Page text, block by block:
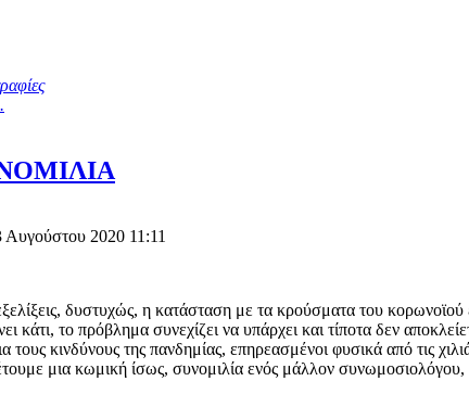
Αυγούστου 2020 11:11
δυστυχώς, η κατάσταση με τα κρούσματα του κορωνοϊού
κάτι, το πρόβλημα συνεχίζει να υπάρχει και τίποτα δεν
τους κινδύνους της πανδημίας, επηρεασμένοι φυσικά από τις
μια κωμική ίσως, συνομιλία ενός μάλλον